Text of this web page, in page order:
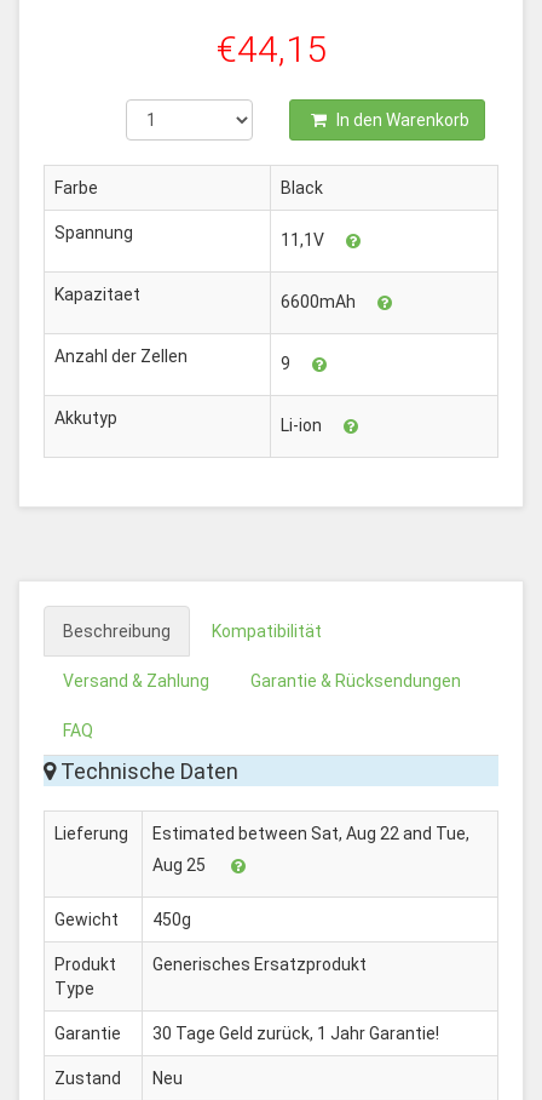
€44,15
In den Warenkorb
Farbe Black
Spannung 11,1V
Kapazitaet 6600mAh
Anzahl der Zellen 9
Akkutyp Li-ion
Beschreibung Kompatibilität
Versand & Zahlung Garantie & Rücksendungen
FAQ
Technische Daten
Lieferung
Estimated between Sat, Aug 22 and Tue,
Aug 25
Gewicht 450g
Produkt
Type
Generisches Ersatzprodukt
Garantie 30 Tage Geld zurück, 1 Jahr Garantie!
Zustand Neu